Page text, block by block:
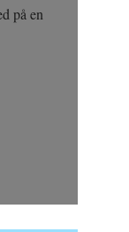
på en